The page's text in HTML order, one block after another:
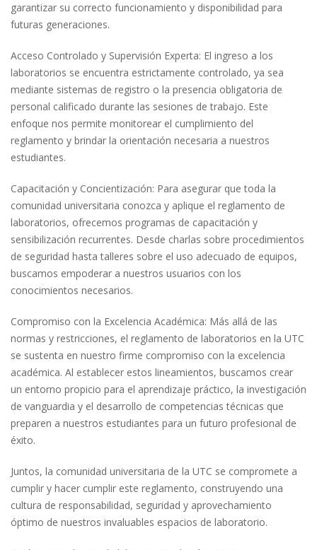
garantizar su correcto funcionamiento y disponibilidad para
futuras generaciones.
Acceso Controlado y Supervisión Experta: El ingreso a los
laboratorios se encuentra estrictamente controlado, ya sea
mediante sistemas de registro o la presencia obligatoria de
personal calificado durante las sesiones de trabajo. Este
enfoque nos permite monitorear el cumplimiento del
reglamento y brindar la orientación necesaria a nuestros
estudiantes.
Capacitación y Concientización: Para asegurar que toda la
comunidad universitaria conozca y aplique el reglamento de
laboratorios, ofrecemos programas de capacitación y
sensibilización recurrentes. Desde charlas sobre procedimientos
de seguridad hasta talleres sobre el uso adecuado de equipos,
buscamos empoderar a nuestros usuarios con los
conocimientos necesarios.
Compromiso con la Excelencia Académica: Más allá de las
normas y restricciones, el reglamento de laboratorios en la UTC
se sustenta en nuestro firme compromiso con la excelencia
académica. Al establecer estos lineamientos, buscamos crear
un entorno propicio para el aprendizaje práctico, la investigación
de vanguardia y el desarrollo de competencias técnicas que
preparen a nuestros estudiantes para un futuro profesional de
éxito.
Juntos, la comunidad universitaria de la UTC se compromete a
cumplir y hacer cumplir este reglamento, construyendo una
cultura de responsabilidad, seguridad y aprovechamiento
óptimo de nuestros invaluables espacios de laboratorio.